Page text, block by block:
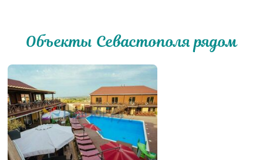
Объекты Севастополя рядом